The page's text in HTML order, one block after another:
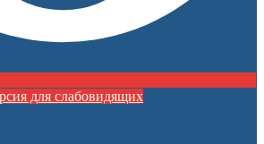
для слабовидящих